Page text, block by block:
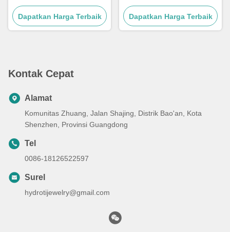
Dilapisi Emas, Kalung Tiga
Lapis dengan Liontin
Mutiara, 17.72 Inci
Dapatkan Harga Terbaik
rantai perak Kuba Link rantai
Dapatkan Harga Terbaik
Kontak Cepat
Alamat
Komunitas Zhuang, Jalan Shajing, Distrik Bao'an, Kota
Shenzhen, Provinsi Guangdong
Tel
0086-18126522597
Surel
hydrotijewelry@gmail.com